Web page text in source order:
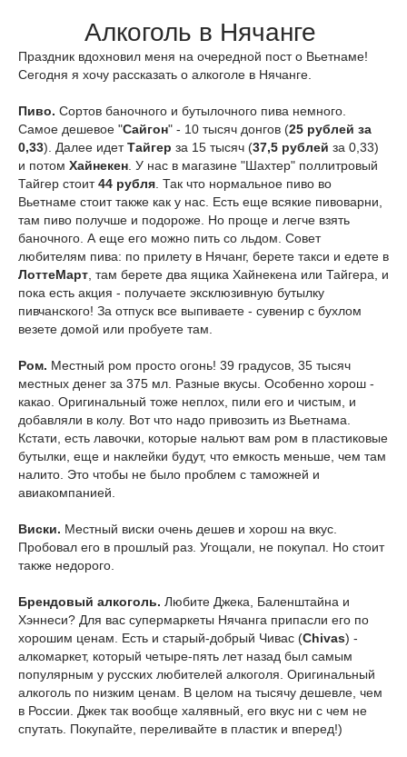
Алкоголь в Нячанге
Праздник вдохновил меня на очередной пост о Вьетнаме!
Сегодня я хочу рассказать о алкоголе в Нячанге.
Пиво. Сортов баночного и бутылочного пива немного.
Самое дешевое "Сайгон" - 10 тысяч донгов (25 рублей за
0,33). Далее идетТайгер за 15 тысяч (37,5 рублей за 0,33)
и потом Хайнекен . У нас в магазине "Шахтер" поллитровый
Тайгер стоит44 рубля . Так что нормальное пиво во
Вьетнаме стоит также как у нас. Есть еще всякие пивоварни,
там пиво получше и подороже. Но проще и легче взять
баночного. А еще его можно пить со льдом. Совет
любителям пива: по прилету в Нячанг, берете такси и едете в
ЛоттеМарт , там берете два ящика Хайнекена или Тайгера, и
пока есть акция - получаете эксклюзивную бутылку
пивчанского! За отпуск все выпиваете - сувенир с бухлом
везете домой или пробуете там.
Ром. Местный ром просто огонь! 39 градусов, 35 тысяч
местных денег за 375 мл. Разные вкусы. Особенно хорош -
какао. Оригинальный тоже неплох, пили его и чистым, и
добавляли в колу. Вот что надо привозить из Вьетнама.
Кстати, есть лавочки, которые нальют вам ром в пластиковые
бутылки, еще и наклейки будут, что емкость меньше, чем там
налито. Это чтобы не было проблем с таможней и
авиакомпанией.
Виски. Местный виски очень дешев и хорош на вкус.
Пробовал его в прошлый раз. Угощали, не покупал. Но стоит
также недорого.
Брендовый алкоголь. Любите Джека, Баленштайна и
Хэннеси? Для вас супермаркеты Нячанга припасли его по
хорошим ценам. Есть и старый-добрый Чивас (Chivas) -
алкомаркет, который четыре-пять лет назад был самым
популярным у русских любителей алкоголя. Оригинальный
алкоголь по низким ценам. В целом на тысячу дешевле, чем
в России. Джек так вообще халявный, его вкус ни с чем не
спутать. Покупайте, переливайте в пластик и вперед!)